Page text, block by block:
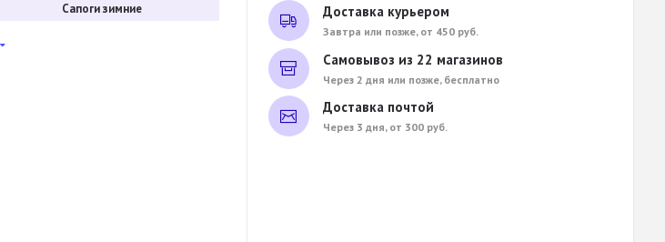
Сапоги зимние Доставка курьером
Завтра или позже, от 450 руб.
Самовывоз из 22 магазинов
Через 2 дня или позже, бесплатно
Доставка почтой
Через 3 дня, от 300 руб.